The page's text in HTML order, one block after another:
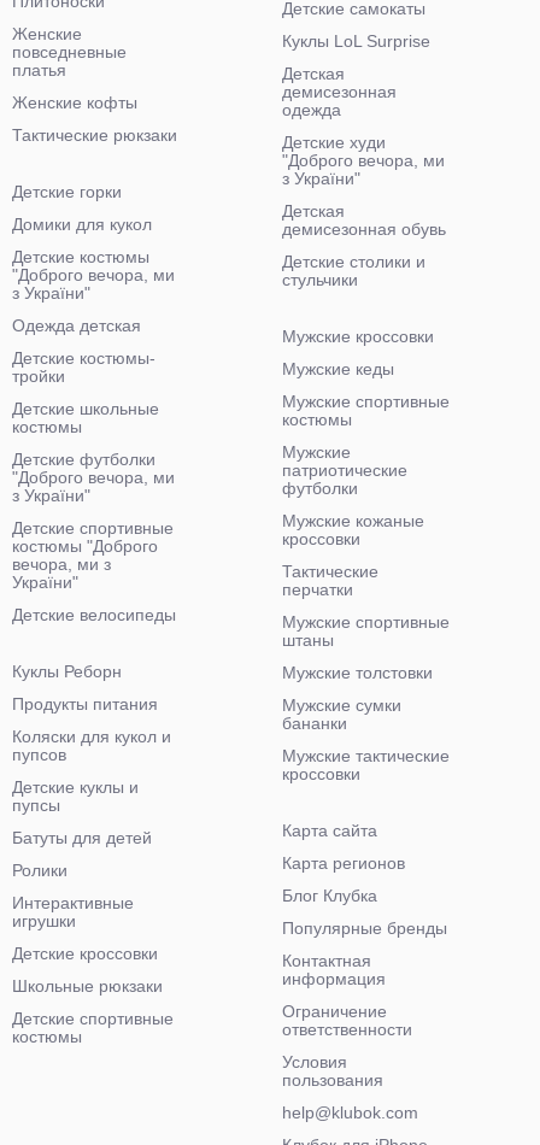
Женские
повседневные
платья
Женские кофты
Тактические рюкзаки
Детские самокаты
Куклы LoL Surprise
Детская
демисезонная
одежда
Детские худи
"Доброго вечора, ми
з України"
Детская
демисезонная обувь
Детские столики и
стульчики
Детские горки
Домики для кукол
Детские костюмы
"Доброго вечора, ми
з України"
Одежда детская
Детские костюмы-
тройки
Детские школьные
костюмы
Детские футболки
"Доброго вечора, ми
з України"
Детские спортивные
костюмы "Доброго
вечора, ми з
України"
Детские велосипеды
Мужские кроссовки
Мужские кеды
Мужские спортивные
костюмы
Мужские
патриотические
футболки
Мужские кожаные
кроссовки
Тактические
перчатки
Мужские спортивные
штаны
Мужские толстовки
Мужские сумки
бананки
Мужские тактические
кроссовки
Куклы Реборн
Продукты питания
Коляски для кукол и
пупсов
Детские куклы и
пупсы
Батуты для детей
Ролики
Интерактивные
игрушки
Детские кроссовки
Школьные рюкзаки
Детские спортивные
костюмы
Карта сайта
Карта регионов
Блог Клубка
Популярные бренды
Контактная
информация
Ограничение
ответственности
Условия
пользования
help@klubok.com